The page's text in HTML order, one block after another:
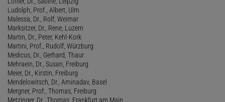
Ludolph, Prof., Albert, Ulm
Malessa, Dr., Rolf, Weimar
Marksitzer, Dr., Rene, Luzern
Martin, Dr., Peter, Kehl-Kork
Martini, Prof., Rudolf, Würzburg
Medicus, Dr., Gerhard, Thaur
Mehraein, Dr., Susan, Freiburg
Meier, Dr., Kirstin, Freiburg
Mendelowitsch, Dr., Aminadav, Basel
Mergner, Prof., Thomas, Freiburg
Metzinger, Dr., Thomas, Frankfurt am Main